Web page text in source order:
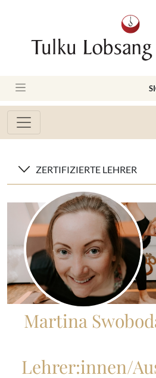
ZERTIFIZIERTE LEHRER
Martina
Lehrer:innen/